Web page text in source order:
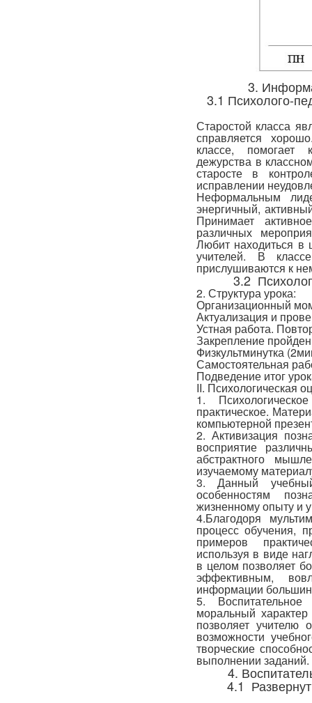
3.
3.1 Психолого-
Старостой класса
справляется
классе, помогает
дежурства в
старосте в
исправлении
Неформальным
энергичный,
Принимает
различных
Любит находиться в
учителей. В
прислушиваются к
3.2
2. Структура урока:
Организационный
Актуализация и
Устная работа.
Закрепление
Физкультминутка
Самостоятельная
Подведение итог
II. Психологическая
1.
практическое.
компьютерной
2. Активизация
восприятие
абстрактного
изучаемому
3. Данный
особенностям
жизненному опыту и
4.Благодоря
процесс обучения,
примеров
используя в виде
в целом позволяет
эффективным,
информации
5.
моральный
позволяет учителю
возможности
творческие
выполнении заданий.
4.
4.1